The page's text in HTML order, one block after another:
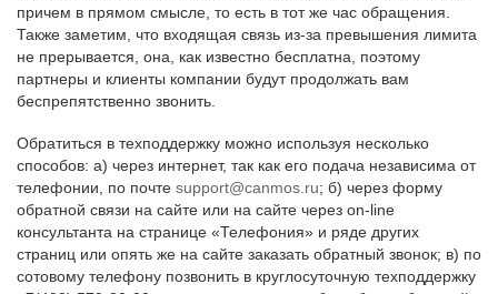
причем в прямом смысле, то есть в тот же час обращения.
Также заметим, что входящая связь из-за превышения лимита
не прерывается, она, как известно бесплатна, поэтому
партнеры и клиенты компании будут продолжать вам
беспрепятственно звонить.
Обратиться в техподдержку можно используя несколько
способов: а) через интернет, так как его подача независима от
телефонии, по почте support@canmos.ru; б) через форму
обратной связи на сайте или на сайте через on-line
консультанта на странице «Телефония» и ряде других
страниц или опять же на сайте заказать обратный звонок; в) по
сотовому телефону позвонить в круглосуточную техподдержку